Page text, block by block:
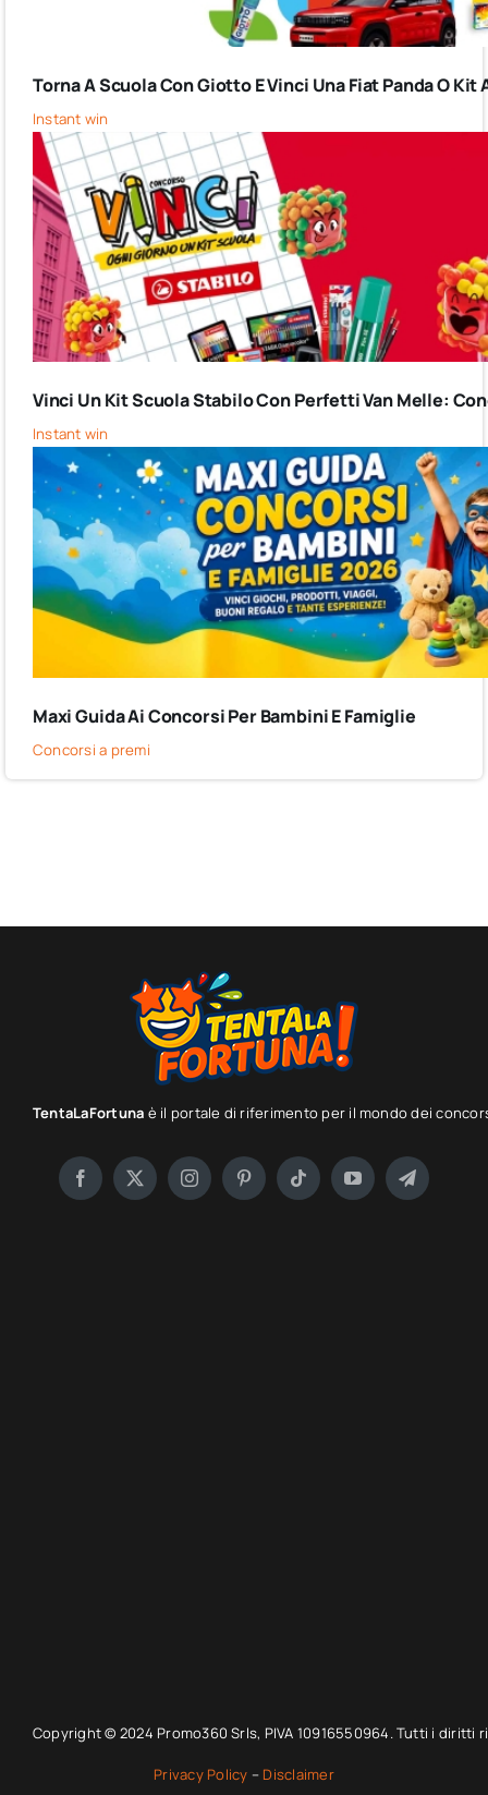
Torna A Scuola Con Giotto E Vinci Una Fiat Panda O
Instant win
Vinci Un Kit Scuola Stabilo Con Perfetti Van Melle:
Instant win
Maxi Guida Ai Concorsi Per Bambini E Famiglie
Concorsi a premi
TentaLaFortuna è il portale di riferimento per il mondo dei
Copyright © 2024 Promo360 Srls, PIVA 10916550964. Tutti i diritti
Privacy Policy – Disclaimer